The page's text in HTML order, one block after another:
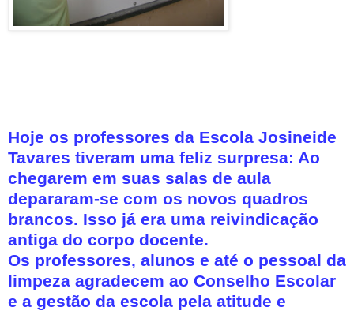
Hoje os professores da Escola Josineide
Tavares tiveram uma feliz surpresa: Ao
chegarem em suas salas de aula
depararam-se com os novos quadros
brancos. Isso já era uma reivindicação
antiga do corpo docente.
Os professores, alunos e até o pessoal da
limpeza agradecem ao Conselho Escolar
e a gestão da escola pela atitude e